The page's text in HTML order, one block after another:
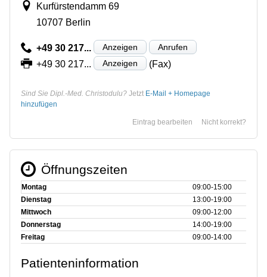
Kurfürstendamm 69
10707 Berlin
+49 30 217... Anzeigen Anrufen
+49 30 217... Anzeigen (Fax)
Sind Sie Dipl.-Med. Christodulu? Jetzt E-Mail + Homepage
hinzufügen
Nicht korrekt?
Eintrag bearbeiten
Öffnungszeiten
Montag
09:00‑15:00
Dienstag
13:00‑19:00
Mittwoch
09:00‑12:00
Donnerstag
14:00‑19:00
Freitag
09:00‑14:00
Patienteninformation